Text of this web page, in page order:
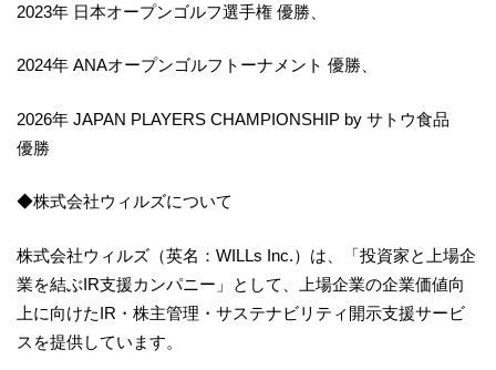
2023年 日本オープンゴルフ選手権 優勝、
2024年 ANAオープンゴルフトーナメント 優勝、
2026年 JAPAN PLAYERS CHAMPIONSHIP by サトウ食品
優勝
◆株式会社ウィルズについて
株式会社ウィルズ（英名：WILLs Inc.）は、「投資家と上場企
業を結ぶIR支援カンパニー」として、上場企業の企業価値向
上に向けたIR・株主管理・サステナビリティ開示支援サービ
スを提供しています。